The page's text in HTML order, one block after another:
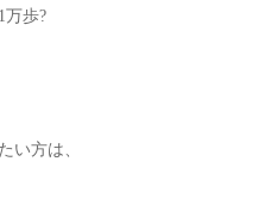
万歩?
い方は、